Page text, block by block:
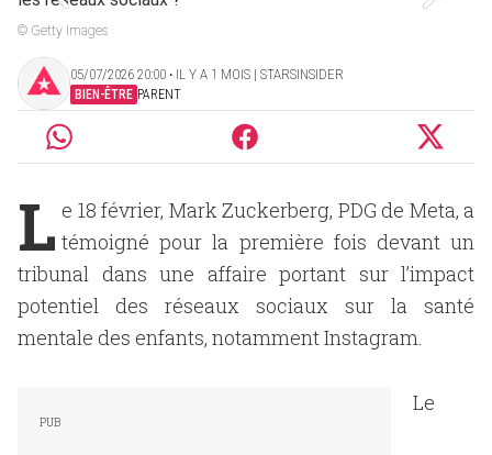
© Getty Images
05/07/2026 20:00 ‧ IL Y A 1 MOIS | STARSINSIDER
BIEN-ÊTRE PARENT
L e 18 février, Mark Zuckerberg, PDG de Meta, a
témoigné pour la première fois devant un
tribunal dans une affaire portant sur l’impact
potentiel des réseaux sociaux sur la santé
mentale des enfants, notamment Instagram.
Le